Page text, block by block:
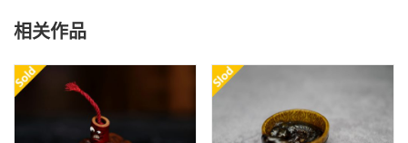
相关作品